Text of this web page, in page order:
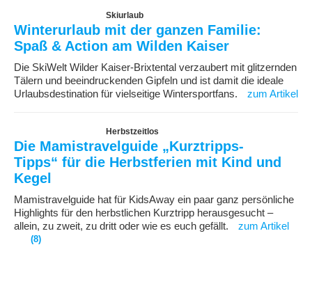
Skiurlaub
Winterurlaub mit der ganzen Familie:
Spaß & Action am Wilden Kaiser
Die SkiWelt Wilder Kaiser-Brixtental verzaubert mit glitzernden
Tälern und beeindruckenden Gipfeln und ist damit die ideale
Urlaubsdestination für vielseitige Wintersportfans.
zum Artikel
Herbstzeitlos
Die Mamistravelguide „Kurztripps-
Tipps“ für die Herbstferien mit Kind und
Kegel
Mamistravelguide hat für KidsAway ein paar ganz persönliche
Highlights für den herbstlichen Kurztripp herausgesucht –
allein, zu zweit, zu dritt oder wie es euch gefällt.
zum Artikel
(8)